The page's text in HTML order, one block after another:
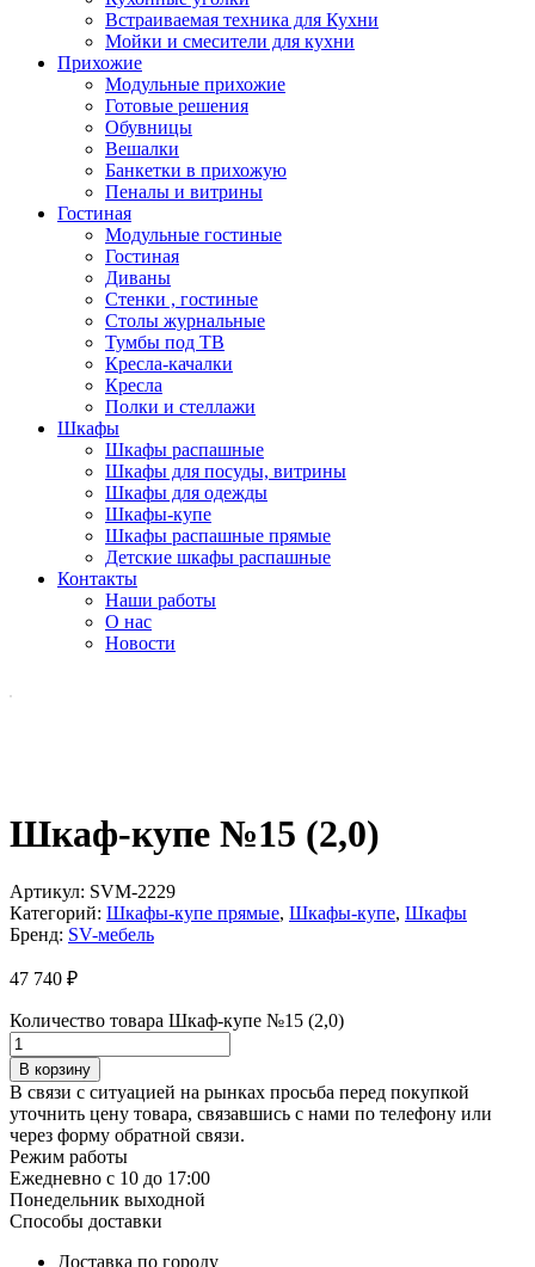
Встраиваемая техника для Кухни
Мойки и смесители для кухни
Прихожие
Модульные прихожие
Готовые решения
Обувницы
Вешалки
Банкетки в прихожую
Пеналы и витрины
Гостиная
Модульные гостиные
Гостиная
Диваны
Стенки , гостиные
Столы журнальные
Тумбы под ТВ
Кресла-качалки
Кресла
Полки и стеллажи
Шкафы
Шкафы распашные
Шкафы для посуды, витрины
Шкафы для одежды
Шкафы-купе
Шкафы распашные прямые
Детские шкафы распашные
Контакты
Наши работы
О нас
Новости
Шкаф-купе №15 (2,0)
Артикул: SVM-2229
Категорий: Шкафы-купе прямые, Шкафы-купе, Шкафы
Бренд: SV-мебель
47 740 ₽
Количество товара Шкаф-купе №15 (2,0)
В корзину
В связи с ситуацией на рынках просьба перед покупкой
уточнить цену товара, связавшись с нами по телефону или
через форму обратной связи.
Режим работы
Ежедневно с 10 до 17:00
Понедельник выходной
Способы доставки
Доставка по городу